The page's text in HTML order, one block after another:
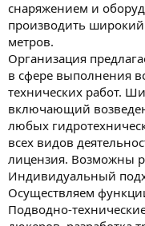
снаряжением и
производить широкий
метров.
Организация
в сфере выполнения
технических работ.
включающий
любых
всех видов
лицензия. Возможны
Индивидуальный
Осуществляем
Подводно-